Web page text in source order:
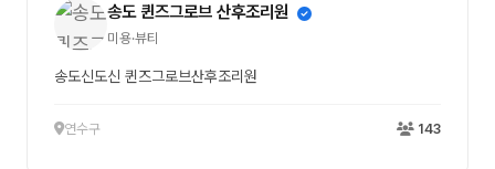
송도 퀸즈그로브 산후조리원
미용·뷰티
송도신도신 퀸즈그로브산후조리원
연수구 143